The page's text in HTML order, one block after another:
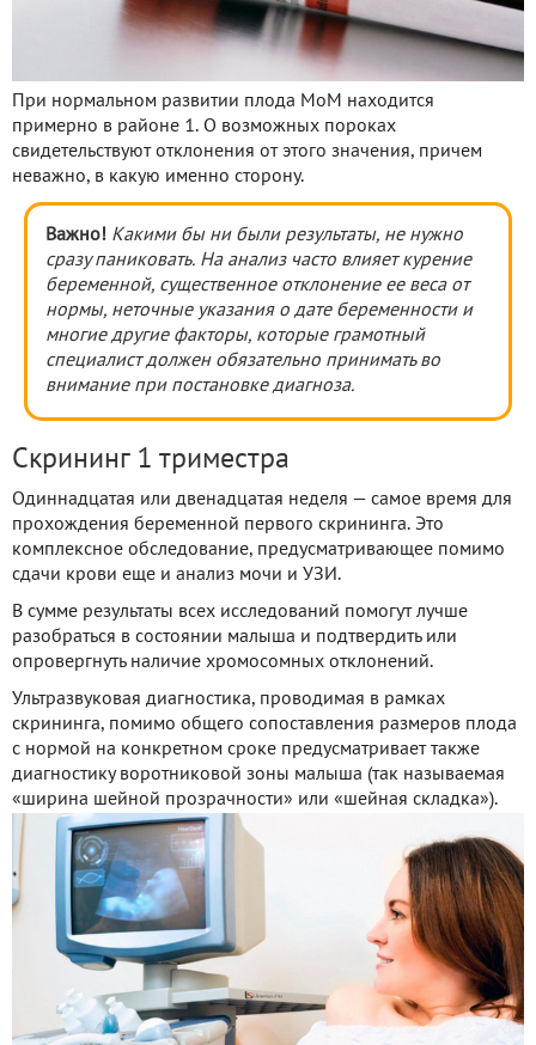
При нормальном развитии плода МоМ находится
примерно в районе 1. О возможных пороках
свидетельствуют отклонения от этого значения, причем
неважно, в какую именно сторону.
Важно! Какими бы ни были результаты, не нужно
сразу паниковать. На анализ часто влияет курение
беременной, существенное отклонение ее веса от
нормы, неточные указания о дате беременности и
многие другие факторы, которые грамотный
специалист должен обязательно принимать во
внимание при постановке диагноза.
Скрининг 1 триместра
Одиннадцатая или двенадцатая неделя — самое время для
прохождения беременной первого скрининга. Это
комплексное обследование, предусматривающее помимо
сдачи крови еще и анализ мочи и УЗИ.
В сумме результаты всех исследований помогут лучше
разобраться в состоянии малыша и подтвердить или
опровергнуть наличие хромосомных отклонений.
Ультразвуковая диагностика, проводимая в рамках
скрининга, помимо общего сопоставления размеров плода
с нормой на конкретном сроке предусматривает также
диагностику воротниковой зоны малыша (так называемая
«ширина шейной прозрачности» или «шейная складка»).